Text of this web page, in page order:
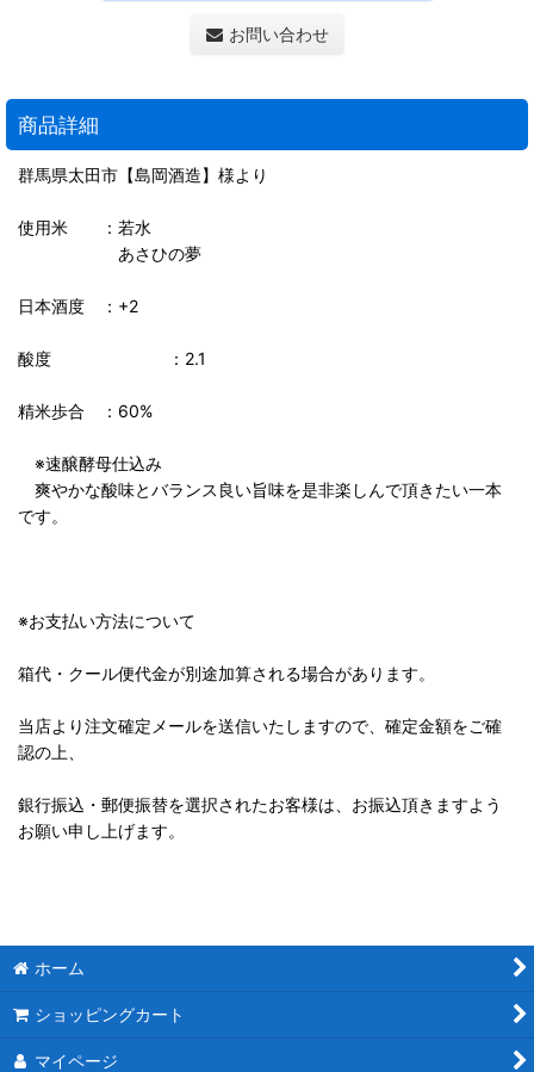
お問い合わせ
商品詳細
群馬県太田市【島岡酒造】様より
使用米 ：若水
あさひの夢
日本酒度 ：+2
酸度 ：2.1
精米歩合 ：60%
※速醸酵母仕込み
爽やかな酸味とバランス良い旨味を是非楽しんで頂きたい一本
です。
※お支払い方法について
箱代・クール便代金が別途加算される場合があります。
当店より注文確定メールを送信いたしますので、確定金額をご確
認の上、
銀行振込・郵便振替を選択されたお客様は、お振込頂きますよう
お願い申し上げます。
ホーム
ショッピングカート
マイページ